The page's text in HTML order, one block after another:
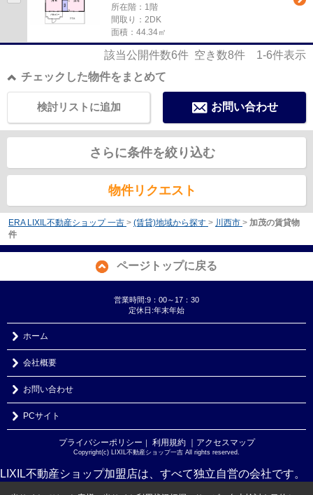
所在階：1階
間取り：2DK
面積：44.34㎡
該当公開件数6件 空き数8件 1-6件表示
チェックした物件をまとめて
お問い合わせ
検討リストに追加
さらに条件を絞り込む
物件リクエスト
ERA LIXIL不動産ショップ 一吉 > (賃貸)地域から探す > 川西市 > 加茂の賃貸物
件
ページトップに戻る
営業時間:9：00～17：30
定休日:年末年始
ホーム
会社概要
お問い合わせ
PCサイト
プライバシーポリシー ｜ 利用規約 ｜アクセスマップ
Copyright(c) LIXIL不動産ショップ一吉 All rights reserved.
LIXIL不動産ショップ加盟店は、すべて独立自営の会社です。